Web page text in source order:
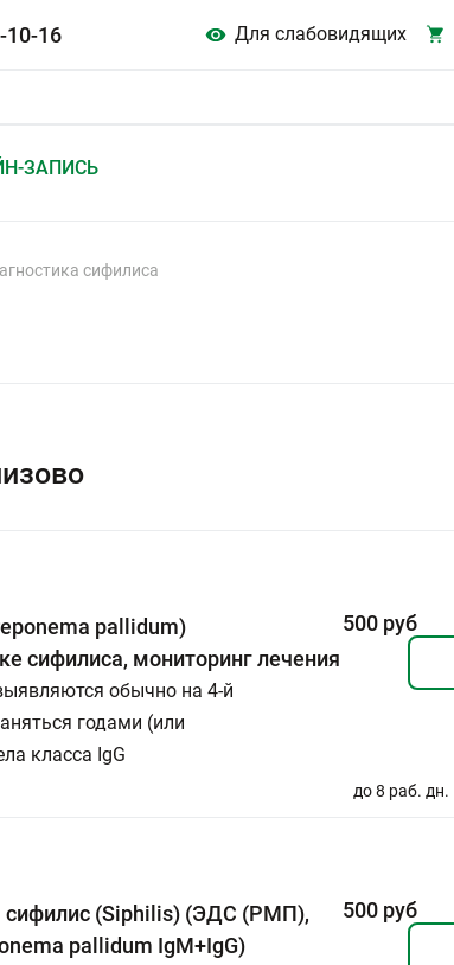
10-16 Для слабовидящих
ЗАПИСЬ
сифилиса
pallidum)
сифилиса, мониторинг лечения
обычно на 4-й
годами (или
класса IgG
500 руб
до 8 раб. дн.
сифилис (Siphilis) (ЭДС (РМП),
pallidum IgM+IgG)
500 руб